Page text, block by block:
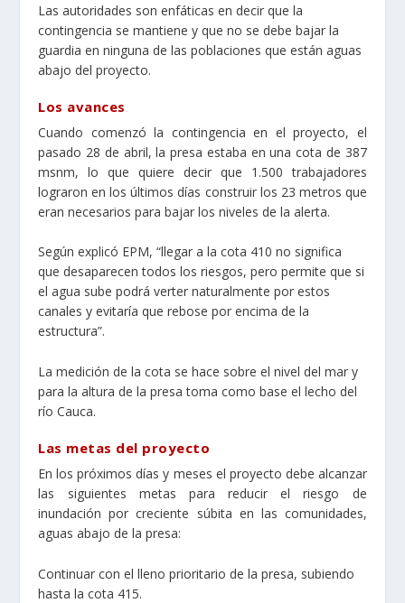
Las autoridades son enfáticas en decir que la
contingencia se mantiene y que no se debe bajar la
guardia en ninguna de las poblaciones que están aguas
abajo del proyecto.
Los avances
Cuando comenzó la contingencia en el proyecto, el
pasado 28 de abril, la presa estaba en una cota de 387
msnm, lo que quiere decir que 1.500 trabajadores
lograron en los últimos días construir los 23 metros que
eran necesarios para bajar los niveles de la alerta.
Según explicó EPM, “llegar a la cota 410 no significa
que desaparecen todos los riesgos, pero permite que si
el agua sube podrá verter naturalmente por estos
canales y evitaría que rebose por encima de la
estructura”.
La medición de la cota se hace sobre el nivel del mar y
para la altura de la presa toma como base el lecho del
río Cauca.
Las metas del proyecto
En los próximos días y meses el proyecto debe alcanzar
las siguientes metas para reducir el riesgo de
inundación por creciente súbita en las comunidades,
aguas abajo de la presa:
Continuar con el lleno prioritario de la presa, subiendo
hasta la cota 415.